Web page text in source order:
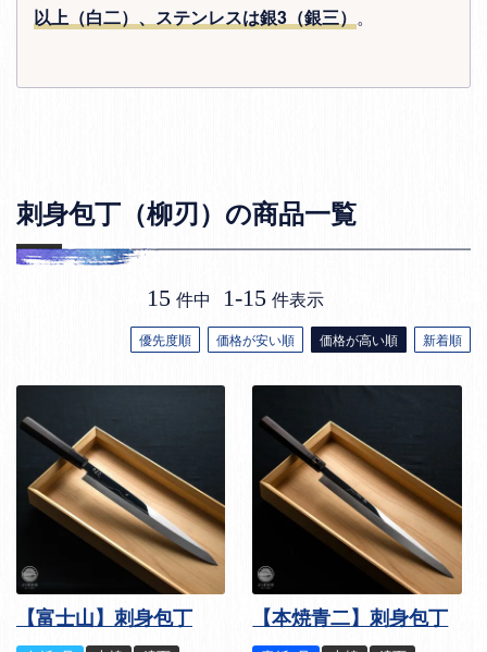
以上（白二）、ステンレスは銀3（銀三） 。
刺身包丁（柳刃）の商品一覧
優先度順 価格が安い順 価格が高い順 新着順
15 件中 1-15 件表示
【富士山】刺身包丁 【本焼青二】刺身包丁